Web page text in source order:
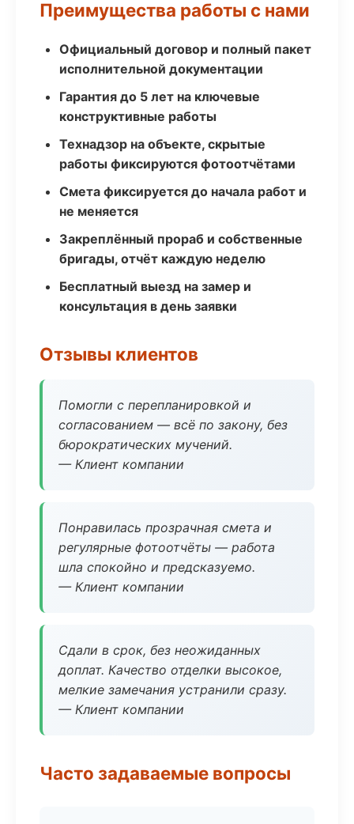
Преимущества работы с нами
Официальный договор и полный пакет
исполнительной документации
Гарантия до 5 лет на ключевые
конструктивные работы
Технадзор на объекте, скрытые
работы фиксируются фотоотчётами
Смета фиксируется до начала работ и
не меняется
Закреплённый прораб и собственные
бригады, отчёт каждую неделю
Бесплатный выезд на замер и
консультация в день заявки
Отзывы клиентов
Помогли с перепланировкой и
согласованием — всё по закону, без
бюрократических мучений.
— Клиент компании
Понравилась прозрачная смета и
регулярные фотоотчёты — работа
шла спокойно и предсказуемо.
— Клиент компании
Сдали в срок, без неожиданных
доплат. Качество отделки высокое,
мелкие замечания устранили сразу.
— Клиент компании
Часто задаваемые вопросы